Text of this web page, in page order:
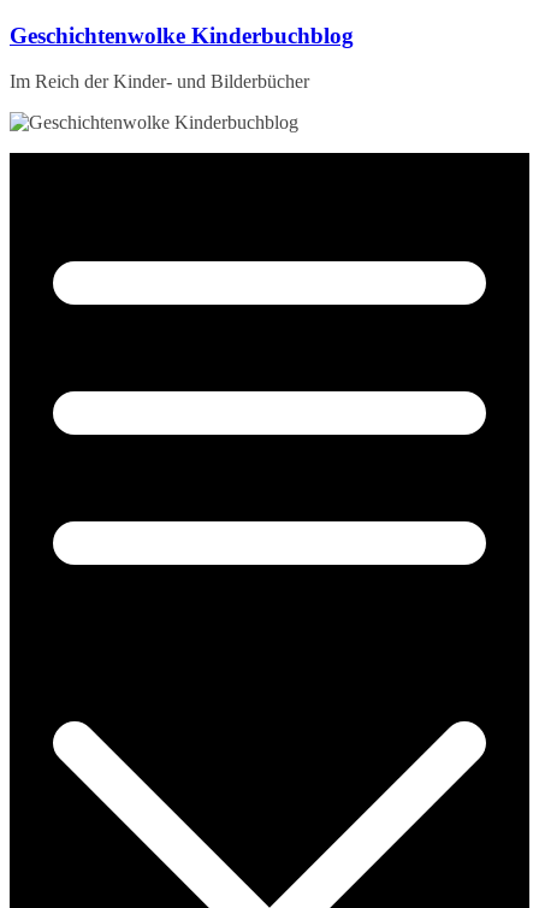
Zum
springen
Geschichtenwolke Kinderbuchblog
Im Reich der Kinder- und Bilderbücher